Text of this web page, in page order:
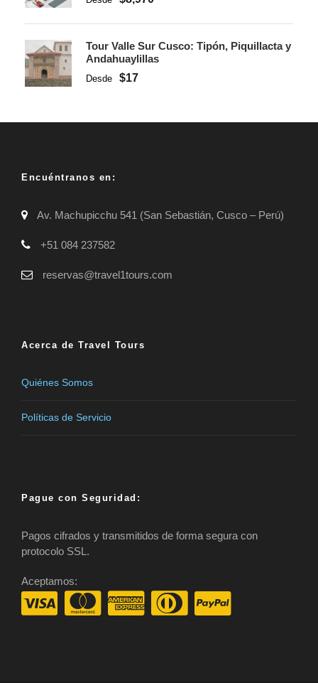
Tour Valle Sur Cusco: Tipón, Piquillacta y
Andahuaylillas
Desde $17
Encuéntranos en:
Av. Machupicchu 541 (San Sebastián, Cusco – Perú)
+51 084 237582
reservas@travel1tours.com
Acerca de Travel Tours
Quiénes Somos
Políticas de Servicio
Pague con Seguridad:
Pagos cifrados y transmitidos de forma segura con
protocolo SSL.
Aceptamos: